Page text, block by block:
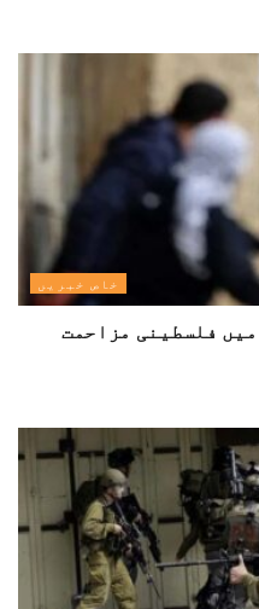
خاص خبریں
پر 24 گھنٹوں میں فلسطینی مزاحمت